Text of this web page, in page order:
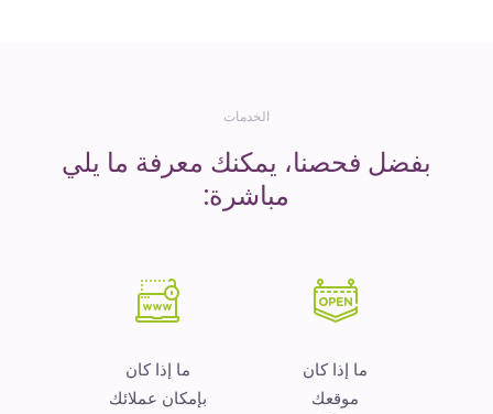
الخدمات
بفضل فحصنا، يمكنك معرفة ما يلي
مباشرة:
ما إذا كان
موقعك
ما إذا كان
بإمكان عملائك